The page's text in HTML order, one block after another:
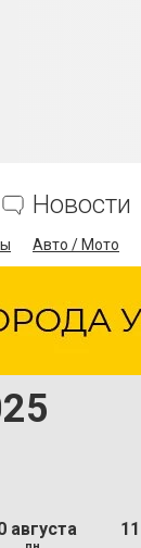
Новости
Авто / Мото
августа